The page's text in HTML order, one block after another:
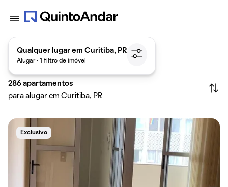
Qualquer lugar em Curitiba, PR
Alugar · 1 filtro de imóvel
286 apartamentos
para alugar em Curitiba, PR
Exclusivo